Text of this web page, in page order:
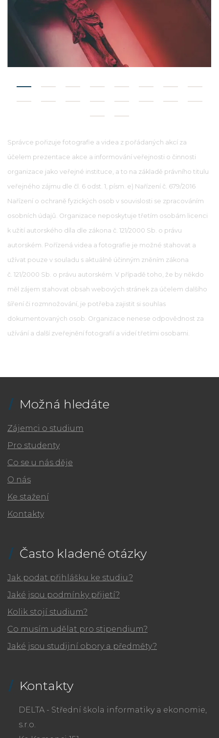
Správce pořizuje fotografie a videa z pořádaných akcí za
účelem prezentace akce a informování veřejnosti o činnosti
organizace jako veřejné instituce, a to na základě právního titulu
veřejného zájmu dle čl. 6 odst. 1, písm. e) Nařízení č. 679/2016
Nařízení o ochraně fyzických osob v souvislosti se zpracováním
osobních údajů. Organizace neposkytuje třetím osobám licenci
k užití autorského díla dle zákona č. 121/2000 Sb. o právu
autorském. Pořízená videa a fotografie je možné stahovat a
užívat pouze v souladu s aktuálně účinným zněním zákona
č. 121/2000 Sb. o právu autorském. V případě toho, že by někdo
měl zájem stahovat obsah webových stránek za účelem dalšího
šíření či rozmnožování, je potřeba zajistit si souhlas
dokumentovaných osob. Organizace nenese odpovědnost za
užívání a další zveřejnění fotografií a videí třetími osobami.
Možná hledáte
Zájemci o studium
Pro studenty
Co se u nás děje
O nás
Ke stažení
Kontakty
Často kladené otázky
Jak podat přihlášku ke studiu?
Jaké jsou podmínky přijetí?
Kolik stojí studium?
Co musím udělat pro stipendium?
Jaké jsou studijní obory a předměty?
Kontakty
DELTA - Střední škola informatiky a ekonomie,
s.r.o.